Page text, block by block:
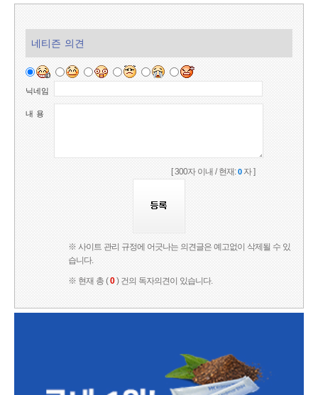
네티즌 의견
닉네임
내 용
[ 300자 이내 / 현재:0자 ]
※ 사이트 관리 규정에 어긋나는 의견글은 예고없이 삭제될 수 있
습니다.
※ 현재 총 (0) 건의 독자의견이 있습니다.